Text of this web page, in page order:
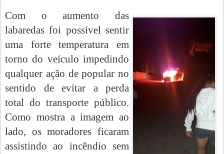
Com o aumento das
labaredas foi possível sentir
uma forte temperatura em
torno do veículo impedindo
qualquer ação de popular no
sentido de evitar a perda
total do transporte público.
Como mostra a imagem ao
lado, os moradores ficaram
assistindo ao incêndio sem